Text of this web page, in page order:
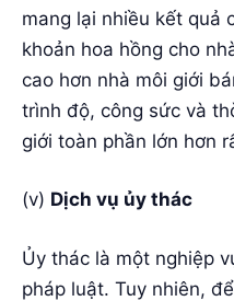
mang lại nhiều kết quả
khoản hoa hồng cho
cao hơn nhà môi giới
trình độ, công sức và
giới toàn phần lớn hơn
(v) Dịch vụ ủy thác
Ủy thác là một nghiệp
pháp luật. Tuy nhiên,